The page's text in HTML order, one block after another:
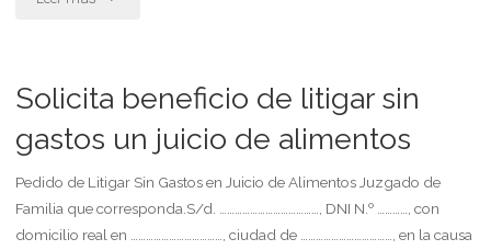
aclarando
que
no
se
de
Solicita beneficio de litigar sin
gastos un juicio de alimentos
Pedido de Litigar Sin Gastos en Juicio de Alimentos Juzgado de
Familia que corresponda.S/d. …………………………………, DNI N.º …………, con
domicilio real en ………………………………, ciudad de ………………………………, en la causa